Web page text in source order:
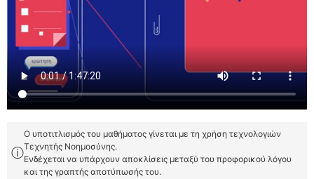
ⓘ
Ο υποτιτλισμός του μαθήματος γίνεται με τη χρήση τεχνολογιών
Τεχνητής Νοημοσύνης.
Ενδέχεται να υπάρχουν αποκλίσεις μεταξύ του προφορικού λόγου
και της γραπτής αποτύπωσής του.